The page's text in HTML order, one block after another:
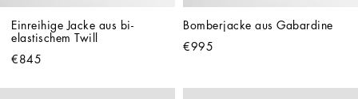
Einreihige Jacke aus bi-
elastischem Twill
€845
Bomberjacke aus Gabardine
€995